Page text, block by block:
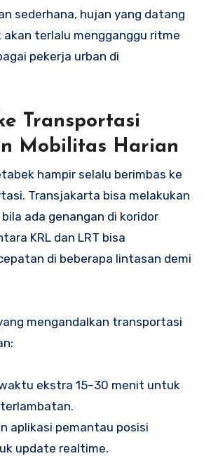
sederhana, hujan yang datang
akan terlalu mengganggu ritme
pekerja urban di
Transportasi
Mobilitas Harian
hampir selalu berimbas ke
Transjakarta bisa melakukan
ada genangan di koridor
KRL dan LRT bisa
di beberapa lintasan demi
mengandalkan transportasi
ekstra 15–30 menit untuk
aplikasi pemantau posisi
update realtime.